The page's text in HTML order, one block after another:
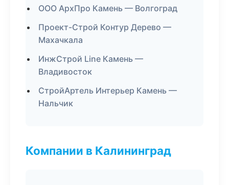
ООО АрхПро Камень — Волгоград
Проект-Строй Контур Дерево —
Махачкала
ИнжСтрой Line Камень —
Владивосток
СтройАртель Интерьер Камень —
Нальчик
Компании в Калининград